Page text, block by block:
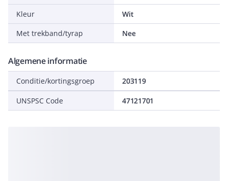
Kleur
Wit
Met trekband/tyrap
Nee
Algemene informatie
Conditie/kortingsgroep 203119
UNSPSC Code 47121701